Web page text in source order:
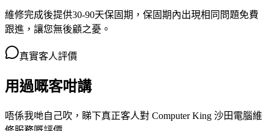
維修完成後提供30-90天保固期，保固期內出現相同問題免費
跟進，讓您無後顧之憂。
真實客人評價
用過嘅客咁講
唔係我哋自己吹，睇下真正客人對 Computer King 沙田電腦維